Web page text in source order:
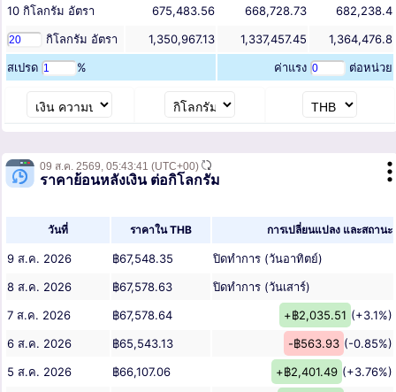
10 กิโลกรัม อัตรา 675,483.56 668,728.73
682,238.4
กิโลกรัม อัตรา 1,350,967.13 1,337,457.45
1,364,476.8
สเปรด
% ค่าแรง ต่อหน่วย
09 ส.ค. 2569, 05:43:41 (UTC+00)
ราคาย้อนหลังเงิน ต่อกิโลกรัม
วันที่ ราคาใน THB การเปลี่ยนแปลง และสถานะ
9 ส.ค. 2026 ฿67,548.35
ปิดทำการ (วันอาทิตย์)
8 ส.ค. 2026
฿67,578.63
ปิดทำการ (วันเสาร์)
7 ส.ค. 2026
฿67,578.64 +฿2,035.51 (+3.1%)
6 ส.ค. 2026
฿65,543.13 -฿563.93 (-0.85%)
5 ส.ค. 2026
฿66,107.06 +฿2,401.49 (+3.76%)